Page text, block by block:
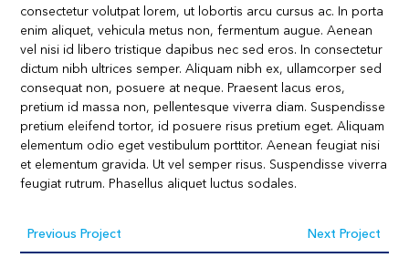
consectetur volutpat lorem, ut lobortis arcu cursus ac. In porta
enim aliquet, vehicula metus non, fermentum augue. Aenean
vel nisi id libero tristique dapibus nec sed eros. In consectetur
dictum nibh ultrices semper. Aliquam nibh ex, ullamcorper sed
consequat non, posuere at neque. Praesent lacus eros,
pretium id massa non, pellentesque viverra diam. Suspendisse
pretium eleifend tortor, id posuere risus pretium eget. Aliquam
elementum odio eget vestibulum porttitor. Aenean feugiat nisi
et elementum gravida. Ut vel semper risus. Suspendisse viverra
feugiat rutrum. Phasellus aliquet luctus sodales.
Previous Project Next Project